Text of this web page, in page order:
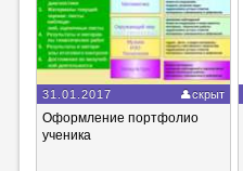
31.01.2017 скрыт
Оформление портфолио
ученика